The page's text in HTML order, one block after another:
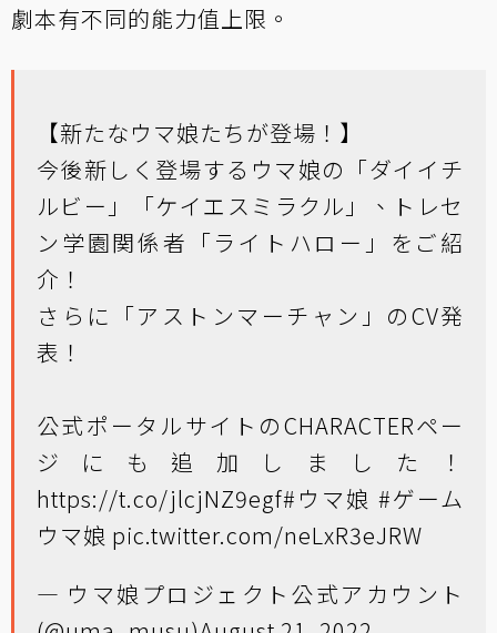
劇本有不同的能力值上限。
【新たなウマ娘たちが登場！】
今後新しく登場するウマ娘の「ダイイチ
ルビー」「ケイエスミラクル」、トレセ
ン学園関係者「ライトハロー」をご紹
介！
さらに「アストンマーチャン」のCV発
表！
公式ポータルサイトのCHARACTERペー
ジにも追加しました！
https://t.co/jlcjNZ9egf#ウマ娘 #ゲーム
ウマ娘 pic.twitter.com/neLxR3eJRW
— ウマ娘プロジェクト公式アカウント